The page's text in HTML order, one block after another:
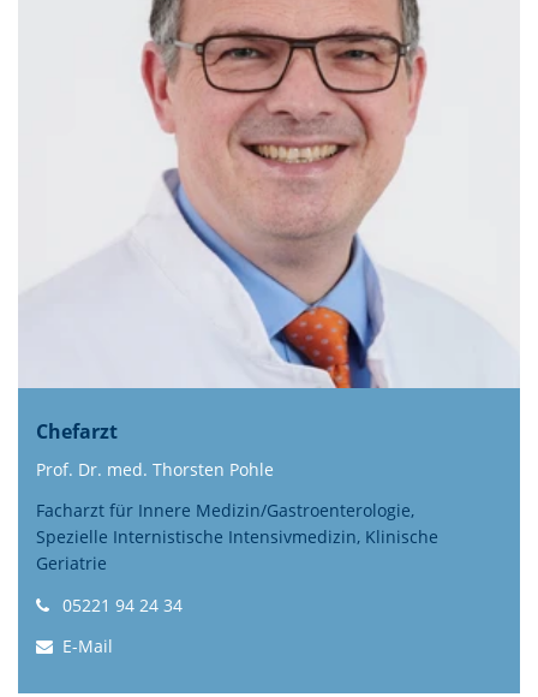
Chefarzt
Prof. Dr. med. Thorsten Pohle
Facharzt für Innere Medizin/Gastroenterologie,
Spezielle Internistische Intensivmedizin, Klinische
Geriatrie
05221 94 24 34
E-Mail